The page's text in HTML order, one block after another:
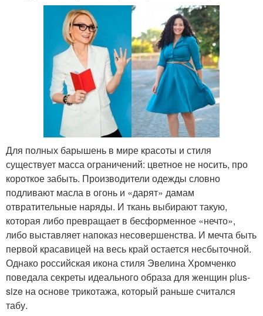
Для полных барышень в мире красоты и стиля
существует масса ограничений: цветное не носить, про
короткое забыть. Производители одежды словно
подливают масла в огонь и «дарят» дамам
отвратительные наряды. И ткань выбирают такую,
которая либо превращает в бесформенное «нечто»,
либо выставляет напоказ несовершенства. И мечта быть
первой красавицей на весь край остается несбыточной.
Однако российская икона стиля Эвелина Хромченко
поведала секреты идеального образа для женщин plus-
size на основе трикотажа, который раньше считался
табу.